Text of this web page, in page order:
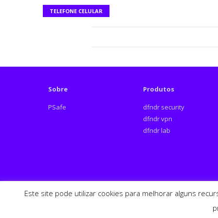
TELEFONE CELULAR
Sobre
PSafe
Produtos
dfndr security
dfndr vpn
dfndr lab
Este site pode utilizar cookies para melhorar alguns